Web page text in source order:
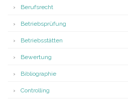
Berufsrecht
Betriebsprüfung
Betriebsstätten
Bewertung
Bibliographie
Controlling